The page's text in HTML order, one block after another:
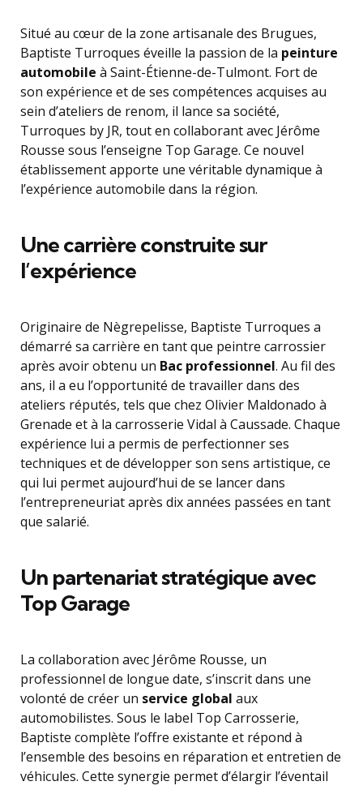
Situé au cœur de la zone artisanale des Brugues,
Baptiste Turroques éveille la passion de la peinture
automobile à Saint-Étienne-de-Tulmont. Fort de
son expérience et de ses compétences acquises au
sein d’ateliers de renom, il lance sa société,
Turroques by JR, tout en collaborant avec Jérôme
Rousse sous l’enseigne Top Garage. Ce nouvel
établissement apporte une véritable dynamique à
l’expérience automobile dans la région.
Une carrière construite sur
l’expérience
Originaire de Nègrepelisse, Baptiste Turroques a
démarré sa carrière en tant que peintre carrossier
après avoir obtenu un Bac professionnel. Au fil des
ans, il a eu l’opportunité de travailler dans des
ateliers réputés, tels que chez Olivier Maldonado à
Grenade et à la carrosserie Vidal à Caussade. Chaque
expérience lui a permis de perfectionner ses
techniques et de développer son sens artistique, ce
qui lui permet aujourd’hui de se lancer dans
l’entrepreneuriat après dix années passées en tant
que salarié.
Un partenariat stratégique avec
Top Garage
La collaboration avec Jérôme Rousse, un
professionnel de longue date, s’inscrit dans une
volonté de créer un service global aux
automobilistes. Sous le label Top Carrosserie,
Baptiste complète l’offre existante et répond à
l’ensemble des besoins en réparation et entretien de
véhicules. Cette synergie permet d’élargir l’éventail